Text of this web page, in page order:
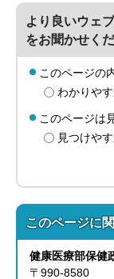
より良いウェ
をお聞かせくだ
このページの
わかりや
このページは
見つけや
このページに
健康医療部保健
〒990-8580